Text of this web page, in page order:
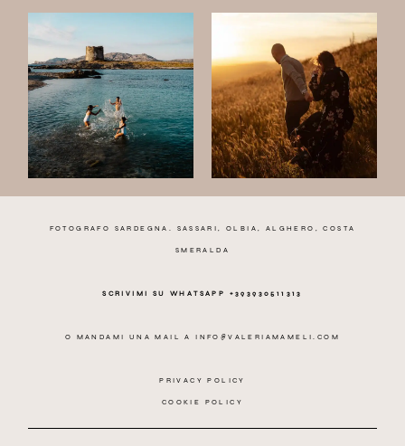
FOTOGRAFO SARDEGNA. SASSARI, OLBIA, ALGHERO, COSTA
SMERALDA
SCRIVIMI SU WHATSAPP +393930511313
O MANDAMI UNA MAIL AINFO@VALERIAMAMELI.COM
PRIVACY POLICY
COOKIE POLICY